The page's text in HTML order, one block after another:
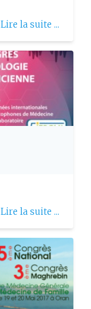
Lire la suite ...
Lire la suite ...